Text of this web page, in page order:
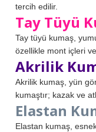
tercih edilir.
Tay Tüyü
Tay tüyü kumaş,
özellikle mont içleri
Akrilik
Akrilik kumaş, yün
kumaştır; kazak ve
Elastan
Elastan kumaş,